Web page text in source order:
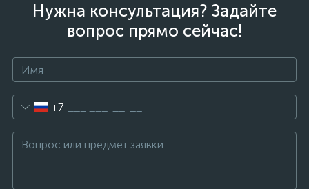
Нужна консультация? Задайте
вопрос прямо сейчас!
+7